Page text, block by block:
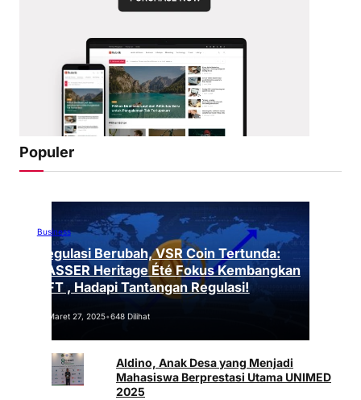
Populer
Business
Regulasi Berubah, VSR Coin Tertunda:
VASSER Heritage Été Fokus Kembangkan
NFT , Hadapi Tantangan Regulasi!
Maret 27, 2025•648 Dilihat
Aldino, Anak Desa yang Menjadi
Mahasiswa Berprestasi Utama UNIMED
2025